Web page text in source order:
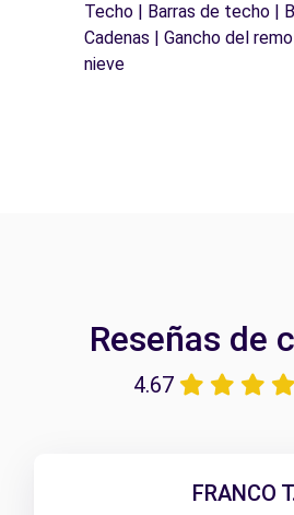
Techo | Barras de techo |
Cadenas | Gancho del
nieve
Reseñas de
4.67
FRANCO